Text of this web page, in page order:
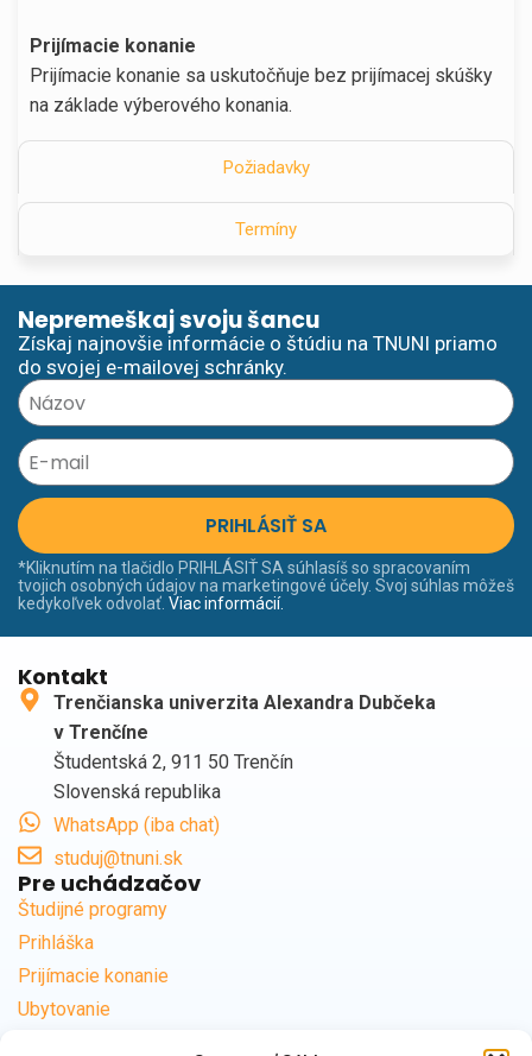
Požiadavky
Termíny
Prijímacie konanie
Prijímacie konanie sa uskutočňuje bez prijímacej skúšky
na základe výberového konania.
Nepremeškaj svoju šancu
Získaj najnovšie informácie o štúdiu na TNUNI priamo
do svojej e-mailovej schránky.
PRIHLÁSIŤ SA
*Kliknutím na tlačidlo PRIHLÁSIŤ SA súhlasíš so spracovaním
tvojich osobných údajov na marketingové účely. Svoj súhlas môžeš
kedykoľvek odvolať. Viac informácií.
Kontakt
Trenčianska univerzita Alexandra Dubčeka
v Trenčíne
Študentská 2, 911 50 Trenčín
Slovenská republika
WhatsApp (iba chat)
studuj@tnuni.sk
Pre uchádzačov
Študijné programy
Prihláška
Prijímacie konanie
Ubytovanie